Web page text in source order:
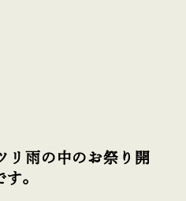
リ雨の中のお祭り開
。